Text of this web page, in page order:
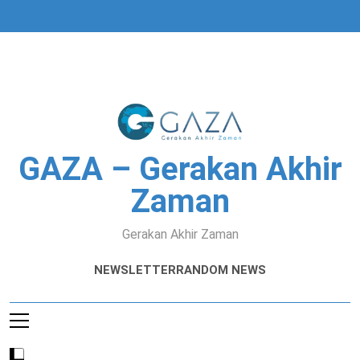
GAZA – Gerakan Akhir
Zaman
Gerakan Akhir Zaman
NEWSLETTERRANDOM NEWS